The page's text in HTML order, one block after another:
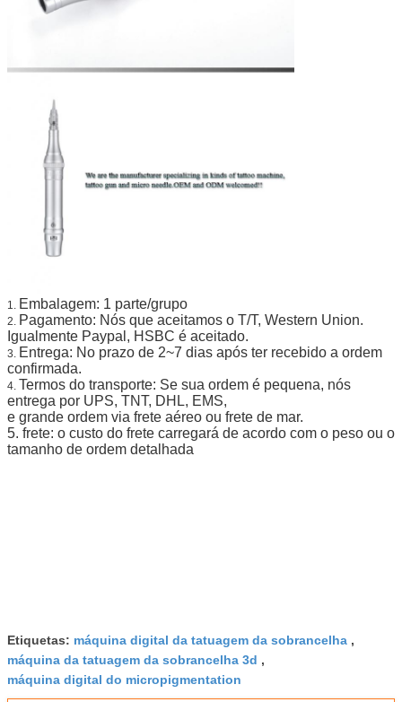
1. Embalagem: 1 parte/grupo
2. Pagamento: Nós que aceitamos o T/T, Western Union.
Igualmente Paypal, HSBC é aceitado.
3. Entrega: No prazo de 2~7 dias após ter recebido a ordem
confirmada.
4. Termos do transporte: Se sua ordem é pequena, nós
entrega por UPS, TNT, DHL, EMS,
e grande ordem via frete aéreo ou frete de mar.
5. frete: o custo do frete carregará de acordo com o peso ou o
tamanho de ordem detalhada
Etiquetas: máquina digital da tatuagem da sobrancelha ,
máquina da tatuagem da sobrancelha 3d ,
máquina digital do micropigmentation